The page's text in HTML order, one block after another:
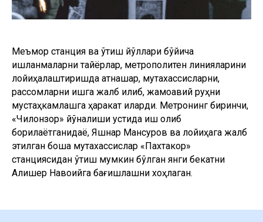
Меъмор станция ва ўтиш йўллари бўйича
ишланмаларни тайёрлар, метрополитен линияларини
лойиҳалаштиришда қатнашар, мутахассисларни,
рассомларни ишга жалб қилиб, жамоавий руҳни
мустаҳкамлашга ҳаракат қиларди. Метронинг биринчи,
«Чилонзор» йўналиши устида иш олиб
борилаётганидаёқ, Яшнар Мансуров ва лойиҳага жалб
этилган бошқа мутахассислар «Пахтакор»
станциясидан ўтиш мумкин бўлган янги бекатни
Алишер Навоийга бағишлашни хоҳлаган.